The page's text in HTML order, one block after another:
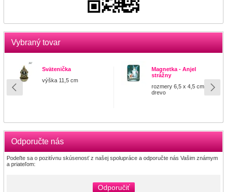
Vybraný tovar
Svätenička
výška 11,5 cm
Magnetka - Anjel
strážny
rozmery 6,5 x 4,5 cm
drevo
Odporučte nás
Podeľte sa o pozitívnu skúsenosť z našej spolupráce a odporučte nás Vašim známym
a priateľom:
Odporučiť